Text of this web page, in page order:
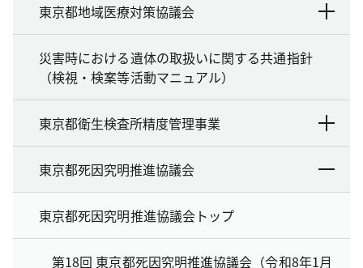
東京都地域医療対策協議会
災害時における遺体の取扱いに関する共通指針
（検視・検案等活動マニュアル）
東京都衛生検査所精度管理事業
東京都死因究明推進協議会
東京都死因究明推進協議会トップ
第18回 東京都死因究明推進協議会（令和8年1月